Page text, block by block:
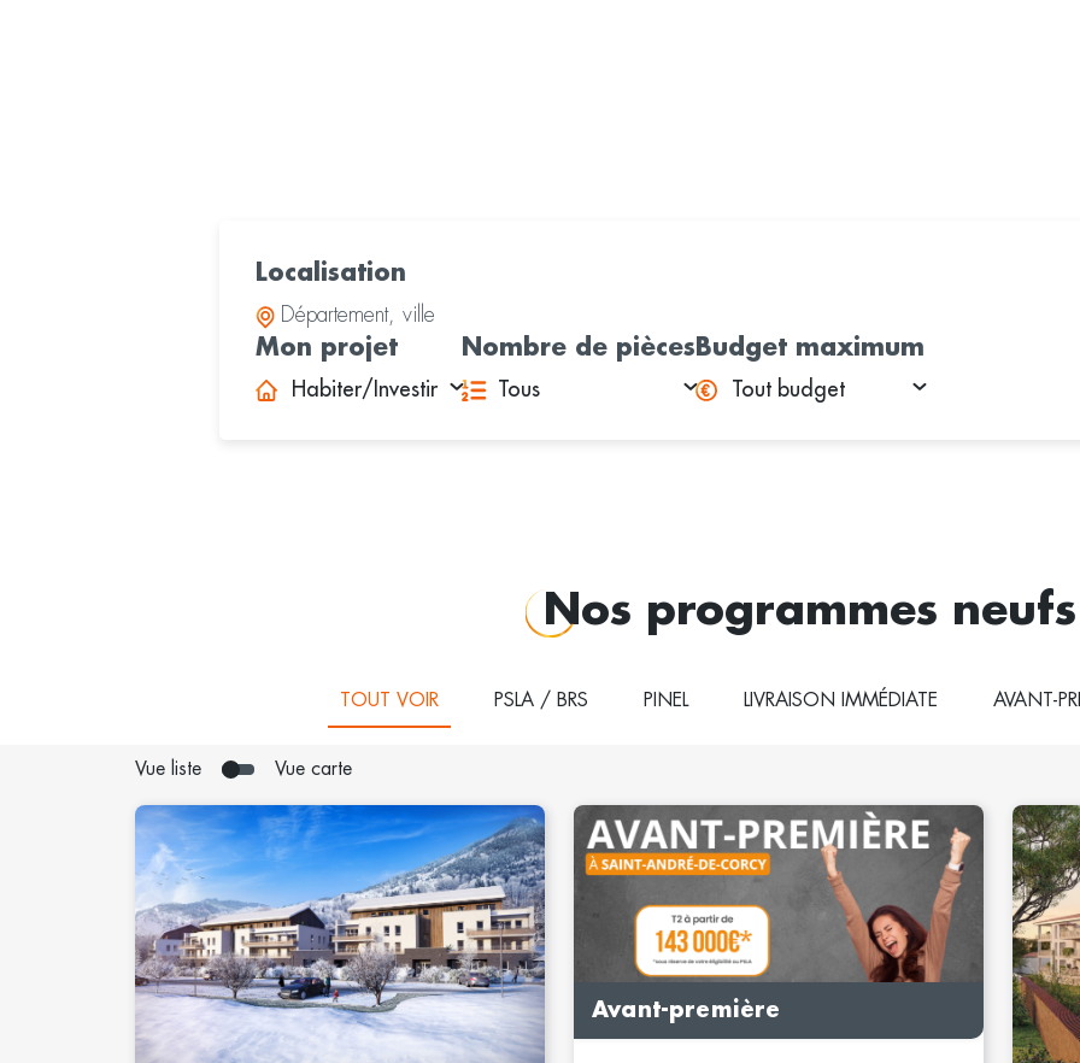
Localisation
Mon projet
Habiter/Investir
Nombre de pièces
Tous
Budget maximum
Tout budget
Nos programmes neufs
TOUT VOIR PSLA / BRS PINEL LIVRAISON IMMÉDIATE AVANT-
Vue liste Vue carte
Avant-première